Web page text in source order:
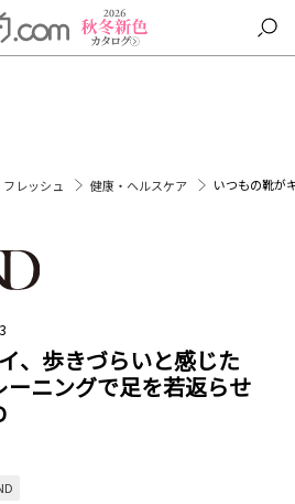
レッシュ 健康・ヘルスケア いつもの靴が
、歩きづらいと感じた
ニングで足を若返らせ